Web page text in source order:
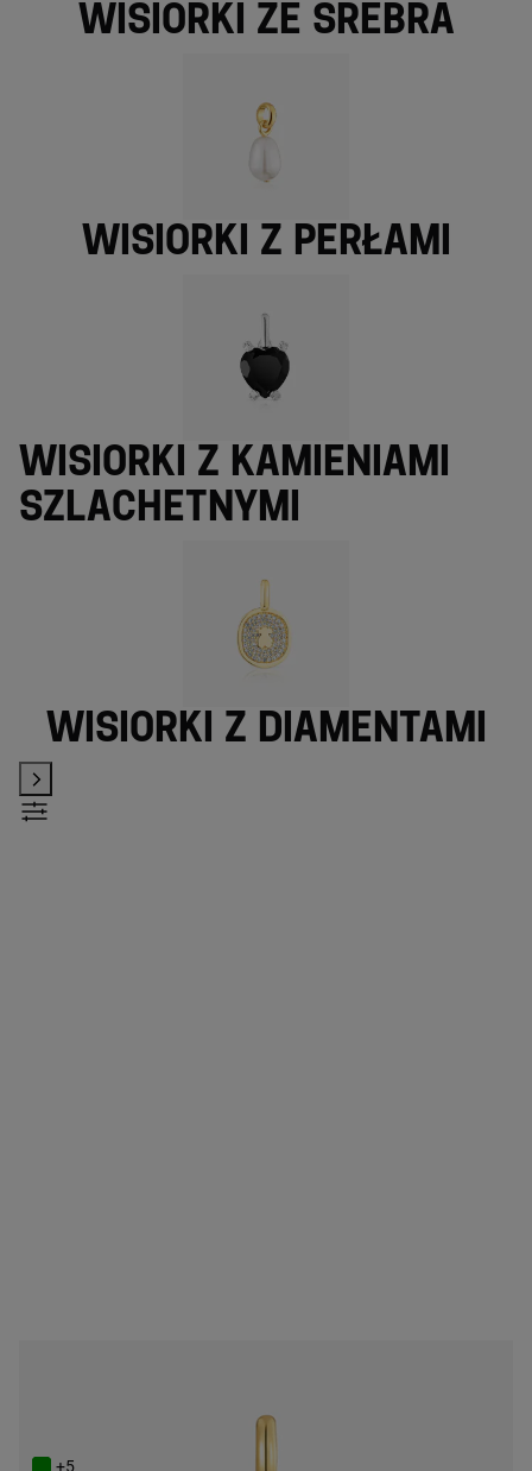
Wisiorki ze srebra
Wisiorki z perłami
Wisiorki z kamieniami
szlachetnymi
Wisiorki z diamentami
+5